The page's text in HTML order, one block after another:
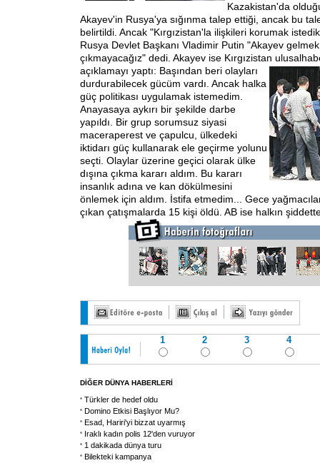
Kazakistan'da
Akayev'in Rusya'ya sığınma talep ettiği, ancak bu
belirtildi. Ancak "Kırgızistan'la ilişkileri korumak
Rusya Devlet Başkanı Vladimir Putin "Akayev
çıkmayacağız" dedi. Akayev ise Kırgızistan ulusal
açıklamayı yaptı: Başından beri olayları
durdurabilecek gücüm vardı. Ancak halka
güç politikası uygulamak istemedim.
Anayasaya aykırı bir şekilde darbe
yapıldı. Bir grup sorumsuz siyasi
maceraperest ve çapulcu, ülkedeki
iktidarı güç kullanarak ele geçirme yolunu
seçti. Olaylar üzerine geçici olarak ülke
dışına çıkma kararı aldım. Bu kararı
insanlık adına ve kan dökülmesini
önlemek için aldım. İstifa etmedim... Gece
çıkan çatışmalarda 15 kişi öldü. AB ise halkın
1 2 3 4
DİĞER DÜNYA HABERLERİ
Türkler de hedef oldu
Domino Etkisi Başlıyor Mu?
Esad, Hariri'yi bizzat uyarmış
Iraklı kadın polis 12'den vuruyor
1 dakikada dünya turu
Bilekteki kampanya